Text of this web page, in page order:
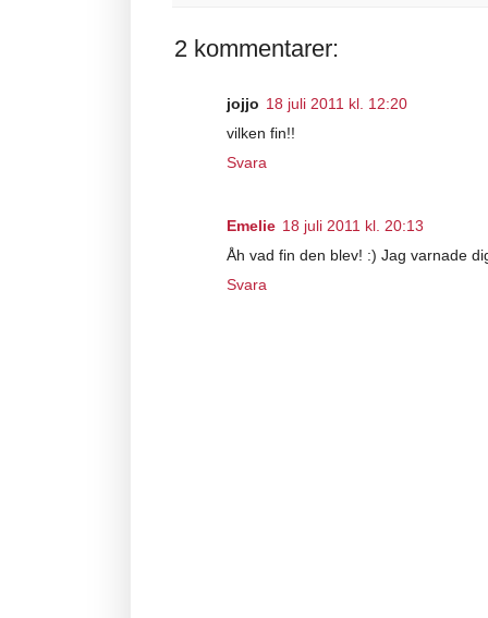
2 kommentarer:
jojjo 18 juli 2011 kl. 12:20
vilken fin!!
Svara
Emelie 18 juli 2011 kl. 20:13
Åh vad fin den blev! :) Jag varnade
Svara